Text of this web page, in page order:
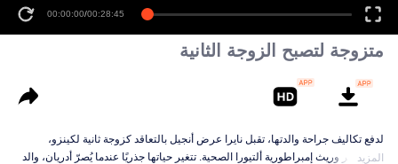
00:00:00/00:28:45
متزوجة لتصبح الزوجة الثانية
لدفع تكاليف جراحة والدتها، تقبل نايرا عرض أنجيل بالتعاقد كزوجة ثانية لكينزو،
الملياردير وريث إمبراطورية ألتيورا الصحية. تتغير حياتها جذريًا عندما يُصرّ أدريان، والد
المزيد